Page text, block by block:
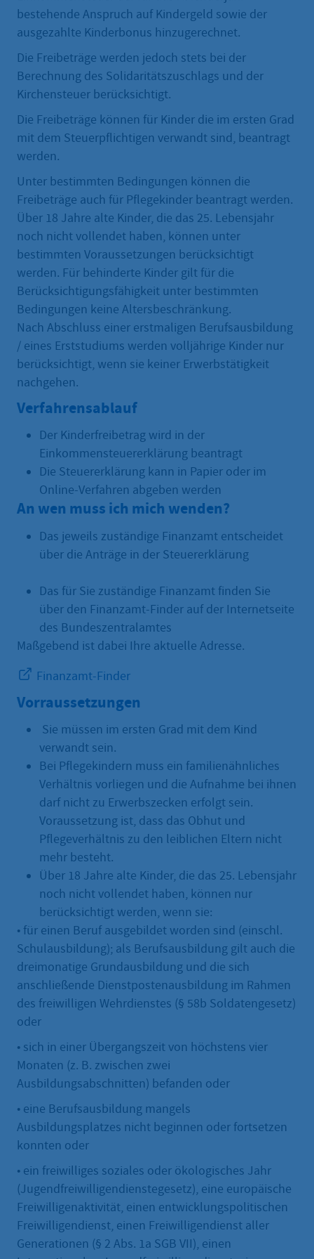
bestehende Anspruch auf Kindergeld sowie der
ausgezahlte Kinderbonus hinzugerechnet.
Die Freibeträge werden jedoch stets bei der
Berechnung des Solidaritätszuschlags und der
Kirchensteuer berücksichtigt.
Die Freibeträge können für Kinder die im ersten Grad
mit dem Steuerpflichtigen verwandt sind, beantragt
werden.
Unter bestimmten Bedingungen können die
Freibeträge auch für Pflegekinder beantragt werden.
Über 18 Jahre alte Kinder, die das 25. Lebensjahr
noch nicht vollendet haben, können unter
bestimmten Voraussetzungen berücksichtigt
werden. Für behinderte Kinder gilt für die
Berücksichtigungsfähigkeit unter bestimmten
Bedingungen keine Altersbeschränkung.
Nach Abschluss einer erstmaligen Berufsausbildung
/ eines Erststudiums werden volljährige Kinder nur
berücksichtigt, wenn sie keiner Erwerbstätigkeit
nachgehen.
Verfahrensablauf
Der Kinderfreibetrag wird in der
Einkommensteuererklärung beantragt
Die Steuererklärung kann in Papier oder im
Online-Verfahren abgeben werden
An wen muss ich mich wenden?
Das jeweils zuständige Finanzamt entscheidet
über die Anträge in der Steuererklärung
Das für Sie zuständige Finanzamt finden Sie
über den Finanzamt-Finder auf der Internetseite
des Bundeszentralamtes
Maßgebend ist dabei Ihre aktuelle Adresse.
Finanzamt-Finder
Vorraussetzungen
Sie müssen im ersten Grad mit dem Kind
verwandt sein.
Bei Pflegekindern muss ein familienähnliches
Verhältnis vorliegen und die Aufnahme bei ihnen
darf nicht zu Erwerbszecken erfolgt sein.
Voraussetzung ist, dass das Obhut und
Pflegeverhältnis zu den leiblichen Eltern nicht
mehr besteht.
Über 18 Jahre alte Kinder, die das 25. Lebensjahr
noch nicht vollendet haben, können nur
berücksichtigt werden, wenn sie:
• für einen Beruf ausgebildet worden sind (einschl.
Schulausbildung); als Berufsausbildung gilt auch die
dreimonatige Grundausbildung und die sich
anschließende Dienstpostenausbildung im Rahmen
des freiwilligen Wehrdienstes (§ 58b Soldatengesetz)
oder
• sich in einer Übergangszeit von höchstens vier
Monaten (z. B. zwischen zwei
Ausbildungsabschnitten) befanden oder
• eine Berufsausbildung mangels
Ausbildungsplatzes nicht beginnen oder fortsetzen
konnten oder
• ein freiwilliges soziales oder ökologisches Jahr
(Jugendfreiwilligendienstegesetz), eine europäische
Freiwilligenaktivität, einen entwicklungspolitischen
Freiwilligendienst, einen Freiwilligendienst aller
Generationen (§ 2 Abs. 1a SGB VII), einen